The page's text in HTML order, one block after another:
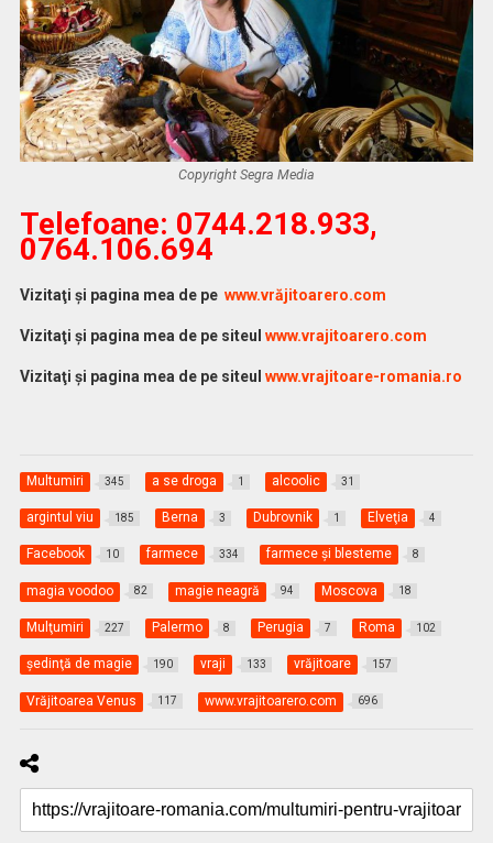
Copyright Segra Media
Telefoane: 0744.218.933,
0764.106.694
Vizitaţi şi pagina mea de pe www.vrăjitoarero.com
Vizitaţi şi pagina mea de pe siteul www.vrajitoarero.com
Vizitaţi şi pagina mea de pe siteul www.vrajitoare-romania.ro
Multumiri 345 a se droga 1 alcoolic 31
argintul viu 185 Berna 3 Dubrovnik 1 Elveţia 4
Facebook 10 farmece 334 farmece şi blesteme 8
magia voodoo 82 magie neagră 94 Moscova 18
Mulţumiri 227 Palermo 8 Perugia 7 Roma 102
şedinţă de magie 190 vraji 133 vrăjitoare 157
Vrăjitoarea Venus 117 www.vrajitoarero.com 696